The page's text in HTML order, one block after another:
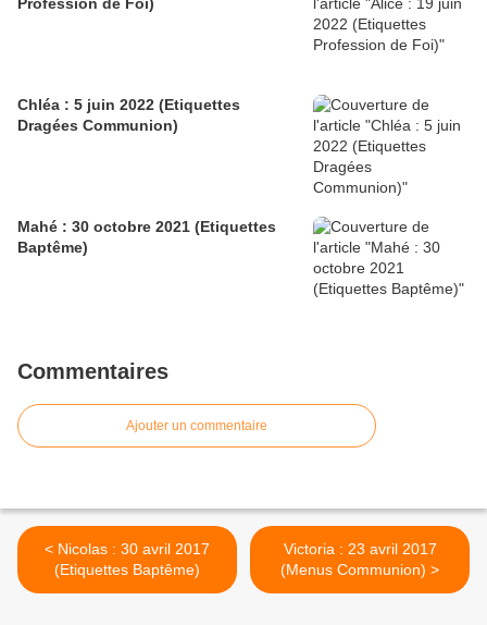
Chléa : 5 juin 2022 (Etiquettes
Dragées Communion)
Mahé : 30 octobre 2021 (Etiquettes
Baptême)
Commentaires
Ajouter un commentaire
< Nicolas : 30 avril 2017
(Etiquettes Baptême)
Victoria : 23 avril 2017
(Menus Communion) >